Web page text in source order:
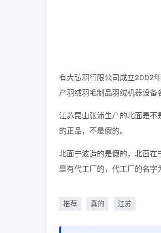
有大弘羽行限公司成立2002
产羽绒羽毛制品羽绒机器设备
江苏昆山张浦生产的北面是
的正品，不是假的。
北面宁波造的是假的，北面
是有代工厂的，代工厂的名字
推荐 真的 江苏